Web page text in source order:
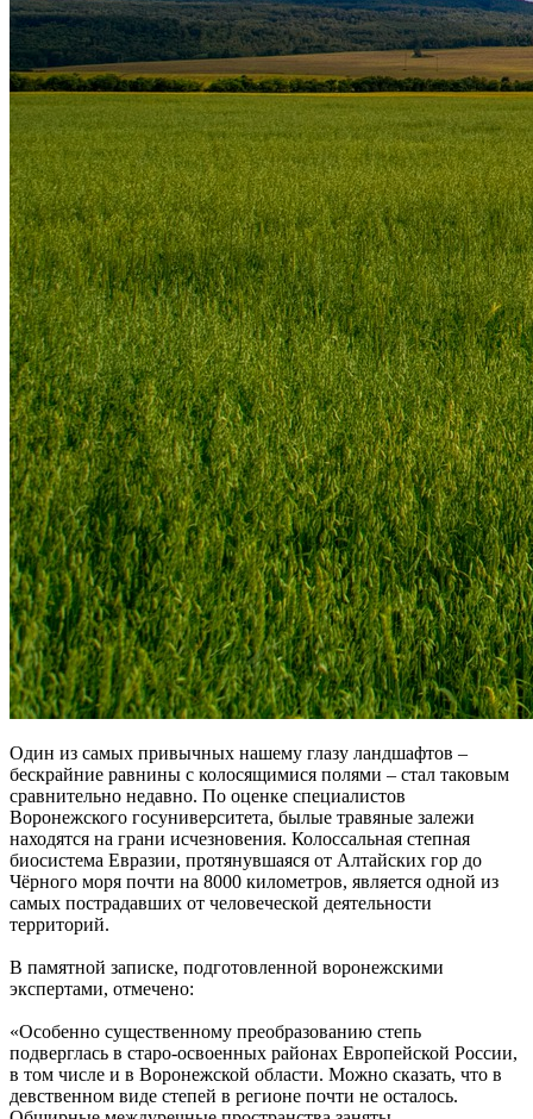
Один из самых привычных нашему глазу ландшафтов –
бескрайние равнины с колосящимися полями – стал таковым
сравнительно недавно. По оценке специалистов
Воронежского госуниверситета, былые травяные залежи
находятся на грани исчезновения. Колоссальная степная
биосистема Евразии, протянувшаяся от Алтайских гор до
Чёрного моря почти на 8000 километров, является одной из
самых пострадавших от человеческой деятельности
территорий.
В памятной записке, подготовленной воронежскими
экспертами, отмечено:
«Особенно существенному преобразованию степь
подверглась в старо-освоенных районах Европейской России,
в том числе и в Воронежской области. Можно сказать, что в
девственном виде степей в регионе почти не осталось.